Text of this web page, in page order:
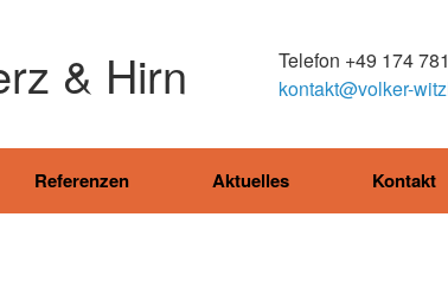
& Hirn
Telefon +49 174
kontakt@volker-
Referenzen Aktuelles Kontakt